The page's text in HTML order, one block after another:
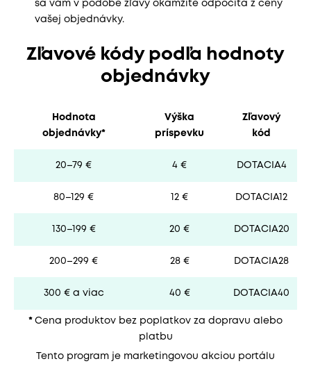
sa vám v podobe zľavy okamžite odpočíta z ceny
vašej objednávky.
Zľavové kódy podľa hodnoty
objednávky
Hodnota
objednávky*
Výška
príspevku
Zľavový
kód
20–79 € 4 € DOTACIA4
80–129 € 12 € DOTACIA12
130–199 € 20 € DOTACIA20
200–299 € 28 € DOTACIA28
300 € a viac 40 € DOTACIA40
* Cena produktov bez poplatkov za dopravu alebo
platbu
Tento program je marketingovou akciou portálu